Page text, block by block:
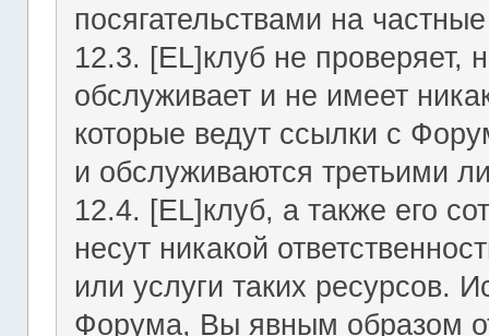
посягательствами на
12.3. [EL]клуб не проверяет,
обслуживает и не имеет
которые ведут ссылки с
и обслуживаются третьими
12.4. [EL]клуб, а также его
несут никакой
или услуги таких ресурсов.
Форума, Вы явным образом